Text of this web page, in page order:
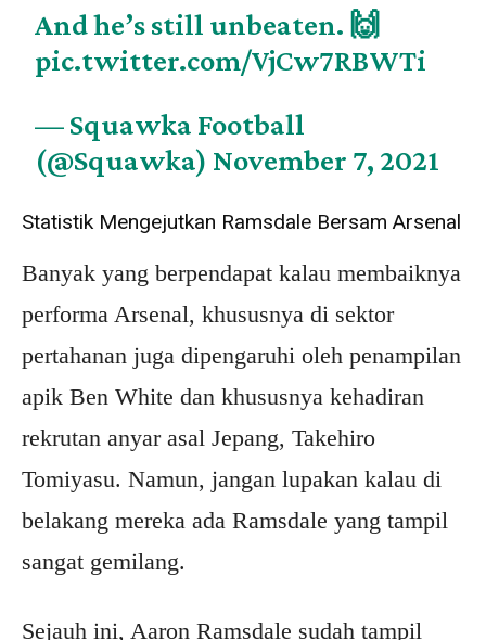
And he’s still unbeaten. 🙌
pic.twitter.com/VjCw7RBWTi
— Squawka Football
(@Squawka) November 7, 2021
Statistik Mengejutkan Ramsdale Bersam Arsenal
Banyak yang berpendapat kalau membaiknya
performa Arsenal, khususnya di sektor
pertahanan juga dipengaruhi oleh penampilan
apik Ben White dan khususnya kehadiran
rekrutan anyar asal Jepang, Takehiro
Tomiyasu. Namun, jangan lupakan kalau di
belakang mereka ada Ramsdale yang tampil
sangat gemilang.
Sejauh ini, Aaron Ramsdale sudah tampil